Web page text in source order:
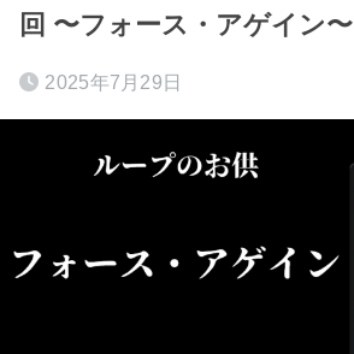
回 〜フォース・アゲイン〜
2025年7月29日